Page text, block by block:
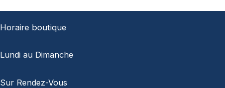
Horaire boutique
Lundi au Dimanche
Sur Rendez-Vous